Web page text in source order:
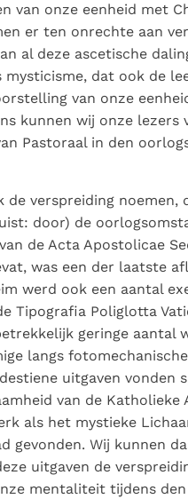
van onze eenheid met
er ten onrechte aan
al deze ascetische
dat ook de
van onze
kunnen wij onze
Pastoraal in den
de verspreiding noemen,
door) de
de Acta Apostolicae
was een der laatste
werd ook een aantal
Tipografia Poliglotta
geringe aantal
langs
uitgaven vonden
van de Katholieke
als het mystieke
gevonden. Wij kunnen
uitgaven de
mentaliteit tijdens